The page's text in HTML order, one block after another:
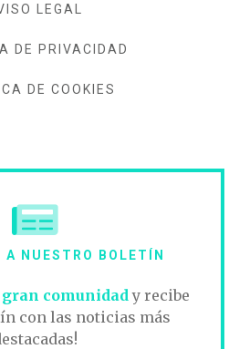
LEGAL
DE PRIVACIDAD
DE COOKIES
A NUESTRO BOLETÍN
gran comunidad y recibe
con las noticias más